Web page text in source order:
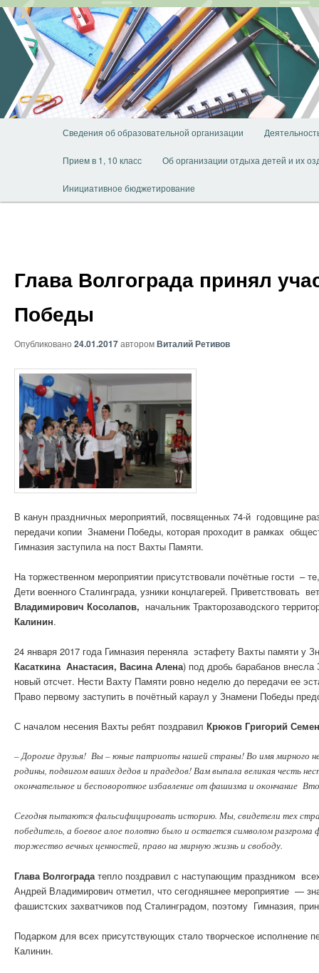
Перейти
основному
содержимому
Сведения об образовательной организации
Прием в 1, 10 класс Об организации отдыха детей и их
Инициативное бюджетирование
Глава Волгограда принял
Победы
Опубликовано 24.01.2017авторомВиталий Ретивов
В канун праздничных мероприятий, посвященных 74-й годовщине
передачи копии Знамени Победы, которая проходит в рамках
Гимназия заступила на пост Вахты Памяти.
На торжественном мероприятии присутствовали почётные гости
Дети военного Сталинграда, узники концлагерей. Приветствовать
Владимирович Косолапов, начальник Тракторозаводского
Калинин.
24 января 2017 года Гимназия переняла эстафету Вахты памяти
Касаткина Анастасия, Васина Алена) под дробь барабанов внесла
новый отсчет. Нести Вахту Памяти ровно неделю до передачи ее
Право первому заступить в почётный караул у Знамени Победы
С началом несения Вахты ребят поздравил Крюков Григорий
– Дорогие друзья! Вы – юные патриоты нашей страны! Во имя мирного
родины, подвигом ваших дедов и прадедов! Вам выпала великая честь
окончательное и бесповоротное избавление от фашизма и окончание
Сегодня пытаются фальсифицировать историю. Мы, свидетели тех
победитель, а боевое алое полотно было и остается символом
торжество вечных ценностей, право на мирную жизнь и свободу.
Глава Волгоградатепло поздравил с наступающим праздником
Андрей Владимирович отметил, что сегодняшнее мероприятие —
фашистских захватчиков под Сталинградом, поэтому Гимназия,
Подарком для всех присутствующих стало творческое исполнение
Калинин.